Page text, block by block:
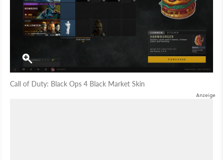
Call of Duty: Black Ops 4 Black Market Skin